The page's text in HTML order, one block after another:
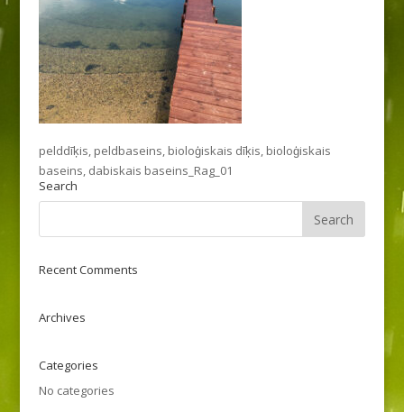
pelddīķis, peldbaseins, bioloģiskais dīķis, bioloģiskais
baseins, dabiskais baseins_Rag_01
Search
Recent Comments
Archives
Categories
No categories